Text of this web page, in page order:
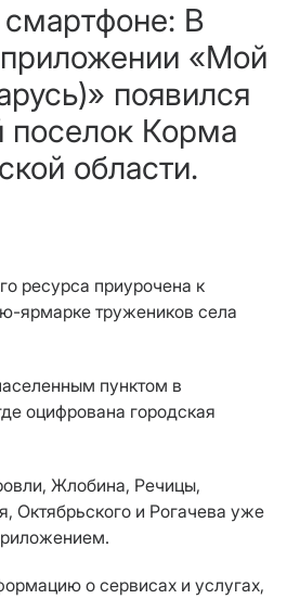
смартфоне: В
«Мой
появился
поселок Корма
области.
ресурса приурочена к
ярмарке тружеников села
пунктом в
оцифрована городская
Жлобина, Речицы,
, Октябрьского и Рогачева уже
о сервисах и услугах,